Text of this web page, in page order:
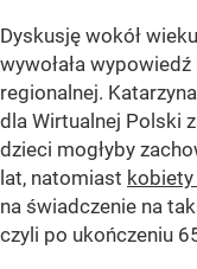
Dyskusję wokół
wywołała
regionalnej.
dla Wirtualnej Polski
dzieci mogłyby
lat, natomiast
na świadczenie na
czyli po ukończeniu